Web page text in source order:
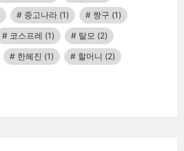
중고나라 (1) 짱구 (1)
코스프레 (1) 탈모 (2)
한혜진 (1) 할머니 (2)